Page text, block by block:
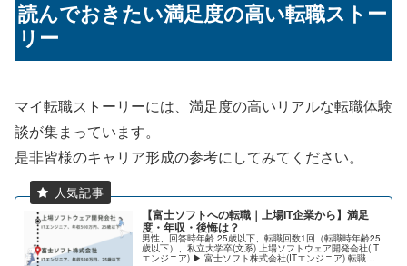
読んでおきたい満足度の高い転職ストー
リー
マイ転職ストーリーには、満足度の高いリアルな転職体験
談が集まっています。
是非皆様のキャリア形成の参考にしてみてください。
【富士ソフトへの転職｜上場IT企業から】満足
度・年収・後悔は？
男性、回答時年齢 25歳以下、転職回数1回（転職時年齢25
歳以下）、私立大学卒(文系) 上場ソフトウェア開発会社(IT
エンジニア) ▶ 富士ソフト株式会社(ITエンジニア) 転職満